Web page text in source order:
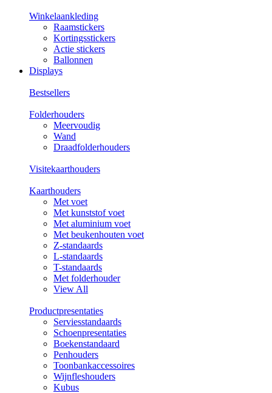
Winkelaankleding
Raamstickers
Kortingsstickers
Actie stickers
Ballonnen
Displays
Bestsellers
Folderhouders
Meervoudig
Wand
Draadfolderhouders
Visitekaarthouders
Kaarthouders
Met voet
Met kunststof voet
Met aluminium voet
Met beukenhouten voet
Z-standaards
L-standaards
T-standaards
Met folderhouder
View All
Productpresentaties
Serviesstandaards
Schoenpresentaties
Boekenstandaard
Penhouders
Toonbankaccessoires
Wijnfleshouders
Kubus